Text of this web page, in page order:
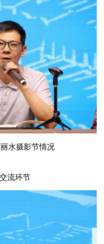
水摄影节情况
流环节